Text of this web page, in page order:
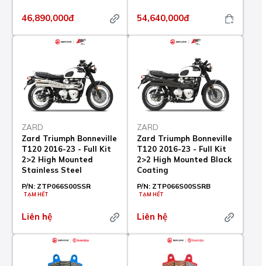
46,890,000đ 54,640,000đ
ZARD
Zard Triumph Bonneville
T120 2016-23 - Full Kit
2>2 High Mounted
Stainless Steel
P/N: ZTP066S00SSR
TẠM HẾT
Liên hệ
ZARD
Zard Triumph Bonneville
T120 2016-23 - Full Kit
2>2 High Mounted Black
Coating
P/N: ZTP066S00SSRB
TẠM HẾT
Liên hệ